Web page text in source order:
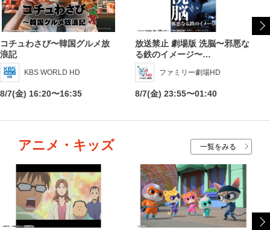
コチュわさび〜韓国グルメ放
浪記
KBS WORLD HD
8/7(金) 16:20〜16:35
放送禁止 劇場版 洗脳〜邪悪な
る鉄のイメージ〜…
ファミリー劇場HD
8/7(金) 23:55〜01:40
アニメ・キッズ 一覧をみる